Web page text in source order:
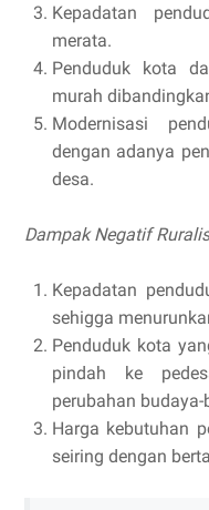
Kepadatan
merata.
Penduduk kota
murah
Modernisasi
dengan adanya
desa.
Dampak Negatif
Kepadatan
sehigga
Penduduk kota
pindah ke
perubahan
Harga kebutuhan
seiring dengan